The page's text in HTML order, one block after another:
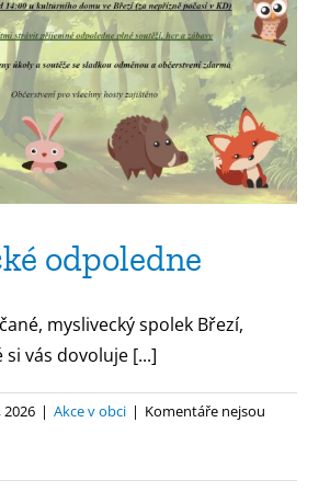
odpoledne
myslivecký spolek Březí,
si vás dovoluje [...]
2026 | Akce v obci | Komentáře nejsou